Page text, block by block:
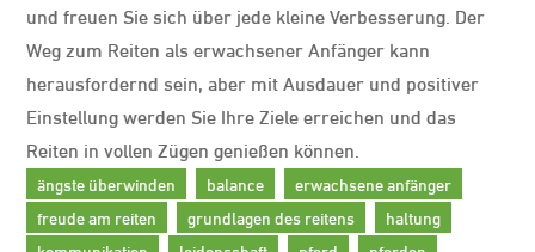
und freuen Sie sich über jede kleine Verbesserung. Der
Weg zum Reiten als erwachsener Anfänger kann
herausfordernd sein, aber mit Ausdauer und positiver
Einstellung werden Sie Ihre Ziele erreichen und das
Reiten in vollen Zügen genießen können.
ängste überwinden balance
erwachsene anfänger
freude am reiten
grundlagen des reitens
haltung